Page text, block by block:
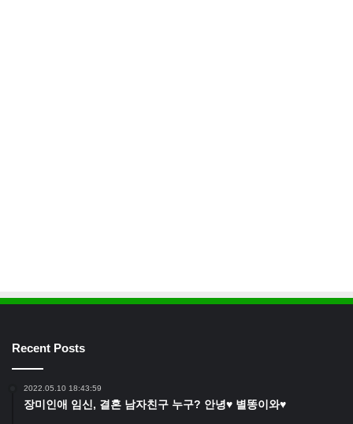
Recent Posts
2022.05.10 18:43:59
장미인애 임신, 결혼 남자친구 누구? 안녕♥ 별똥이와♥